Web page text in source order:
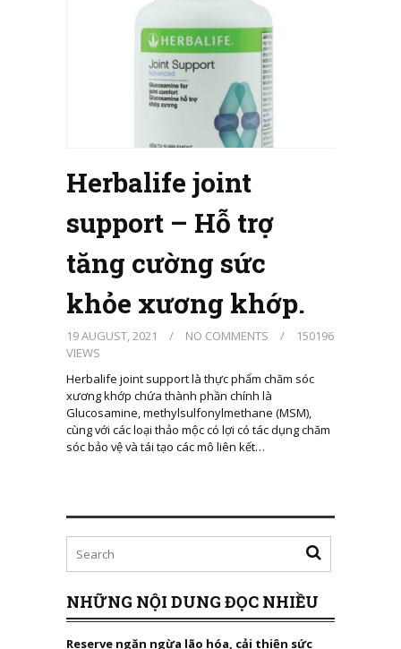
Herbalife joint
support – Hỗ trợ
tăng cường sức
khỏe xương khớp.
19 AUGUST, 2021 / NO COMMENTS /
150196
VIEWS
Herbalife joint support là thực phẩm chăm sóc
xương khớp chứa thành phần chính là
Glucosamine, methylsulfonylmethane (MSM),
cùng với các loại thảo mộc có lợi có tác dụng chăm
sóc bảo vệ và tái tạo các mô liên kết…
NHỮNG NỘI DUNG ĐỌC NHIỀU
Reserve ngăn ngừa lão hóa, cải thiện sức